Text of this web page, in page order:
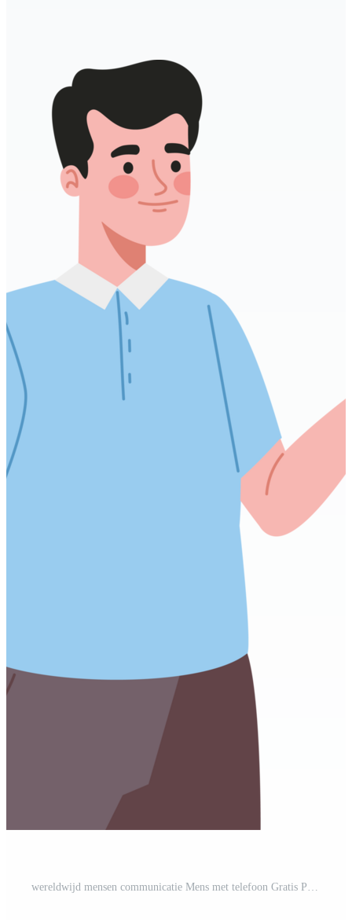
wereldwijd mensen communicatie Mens met telefoon Gratis PNG